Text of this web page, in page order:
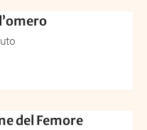
del Femore